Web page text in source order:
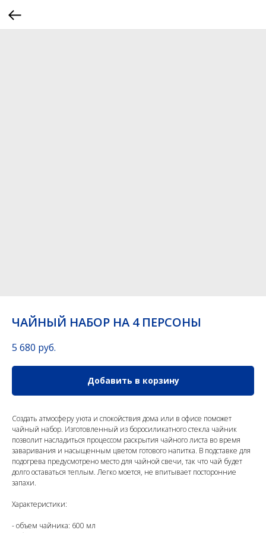
ЧАЙНЫЙ НАБОР НА 4 ПЕРСОНЫ
5 680 руб.
Добавить в корзину
Создать атмосферу уюта и спокойствия дома или в офисе поможет
чайный набор. Изготовленный из боросиликатного стекла чайник
позволит насладиться процессом раскрытия чайного листа во время
заваривания и насыщенным цветом готового напитка. В подставке для
подогрева предусмотрено место для чайной свечи, так что чай будет
долго оставаться теплым. Легко моется, не впитывает посторонние
запахи.
Характеристики:
- объем чайника: 600 мл